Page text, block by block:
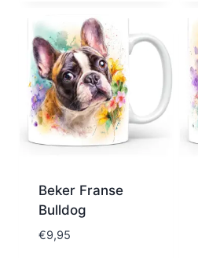
Beker Franse
Bulldog
€9,95